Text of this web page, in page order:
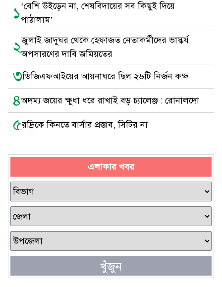
১‘বেশি উইড়েন না, শেষবিদায়ের সব কিছুই দিয়ে
পাঠালাম’
২জুলাই জাদুঘর থেকে হেফাজত নেতাকর্মীদের ভাস্কর্য
অপসারণের দাবি জমিয়তের
৩ডিজিএফআইয়ের আয়নাঘরে ছিল ২৬টি নির্জন কক্ষ
৪অদম্য জয়ের ক্ষুধা ধরে রাখাই বড় চ্যালেঞ্জ : রোনালদো
৫রদ্রিকে কিনতে বার্সার প্রস্তাব, সিটির না
এলাকার খবর
খুঁজুন